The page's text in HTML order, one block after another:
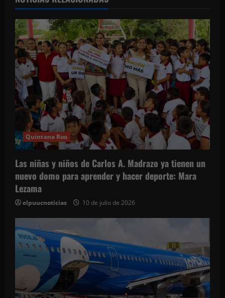
c
i
ó
n
d
e
e
n
t
r
a
d
a
s
Quintana Roo
Las niñas y niños de Carlos A. Madrazo ya tienen un
nuevo domo para aprender y hacer deporte: Mara
Lezama
elpuucnoticias 10 de julio de 2026